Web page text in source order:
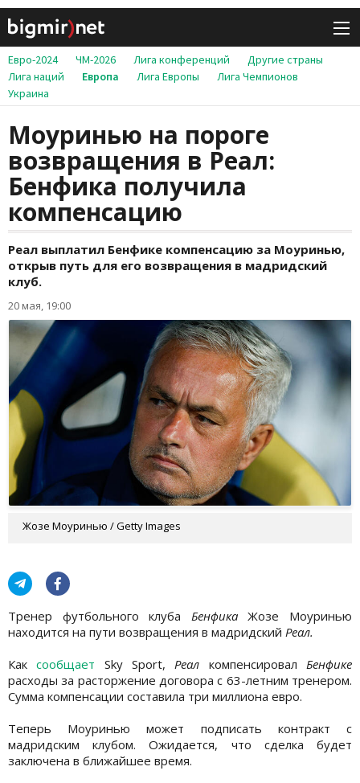
Евро-2024 ЧМ-2026 Лига конференций
Другие страны
Лига наций
Европа Лига Европы
Лига Чемпионов
Украина
Моуринью на пороге
возвращения в Реал:
Бенфика получила
компенсацию
Реал выплатил Бенфике компенсацию за Моуринью,
открыв путь для его возвращения в мадридский
клуб.
20 мая, 19:00
Жозе Моуринью / Getty Images
Тренер футбольного клуба БенфикаЖозе Моуринью
находится на пути возвращения в мадридский Реал.
Каксообщает Sky Sport, Реал компенсировал Бенфике
расходы за расторжение договора с 63-летним тренером.
Сумма компенсации составила три миллиона евро.
Теперь Моуринью может подписать контракт с
мадридским клубом. Ожидается, что сделка будет
заключена в ближайшее время.